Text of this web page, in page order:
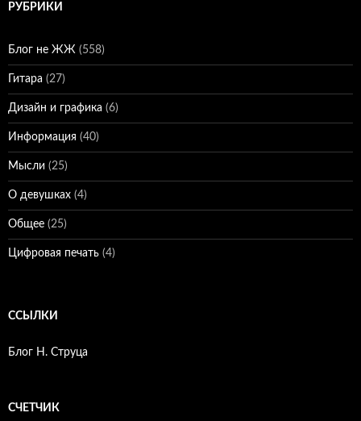
РУБРИКИ
Блог не ЖЖ (558)
Гитара (27)
Дизайн и графика (6)
Информация (40)
Мысли (25)
О девушках (4)
Общее (25)
Цифровая печать (4)
ССЫЛКИ
Блог Н. Струца
СЧЕТЧИК